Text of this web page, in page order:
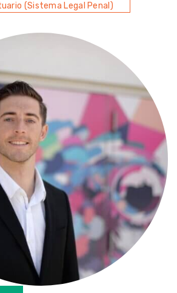
(Sistema Legal Penal)